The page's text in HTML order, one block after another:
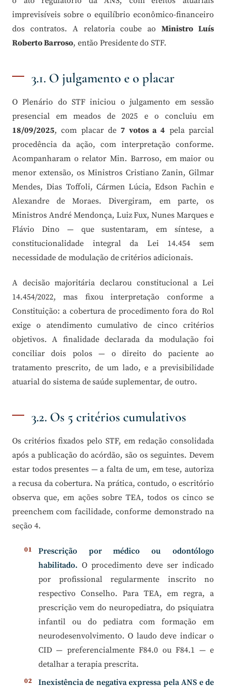
imprevisíveis sobre o equilíbrio econômico-financeiro
dos contratos. A relatoria coube aoMinistro Luís
Roberto Barroso, então Presidente do STF.
3.1. O julgamento e o placar
O Plenário do STF iniciou o julgamento em sessão
presencial em meados de 2025 e o concluiu em
18/09/2025, com placar de7 votos a 4 pela parcial
procedência da ação, com interpretação conforme.
Acompanharam o relator Min. Barroso, em maior ou
menor extensão, os Ministros Cristiano Zanin, Gilmar
Mendes, Dias Toffoli, Cármen Lúcia, Edson Fachin e
Alexandre de Moraes. Divergiram, em parte, os
Ministros André Mendonça, Luiz Fux, Nunes Marques e
Flávio Dino — que sustentaram, em síntese, a
constitucionalidade integral da Lei 14.454 sem
necessidade de modulação de critérios adicionais.
A decisão majoritária declarou constitucional a Lei
14.454/2022, mas fixou interpretação conforme a
Constituição: a cobertura de procedimento fora do Rol
exige o atendimento cumulativo de cinco critérios
objetivos. A finalidade declarada da modulação foi
conciliar dois polos — o direito do paciente ao
tratamento prescrito, de um lado, e a previsibilidade
atuarial do sistema de saúde suplementar, de outro.
3.2. Os 5 critérios cumulativos
Os critérios fixados pelo STF, em redação consolidada
após a publicação do acórdão, são os seguintes. Devem
estar todos presentes — a falta de um, em tese, autoriza
a recusa da cobertura. Na prática, contudo, o escritório
observa que, em ações sobre TEA, todos os cinco se
preenchem com facilidade, conforme demonstrado na
seção 4.
Prescrição por médico ou odontólogo
habilitado. O procedimento deve ser indicado
por profissional regularmente inscrito no
respectivo Conselho. Para TEA, em regra, a
prescrição vem do neuropediatra, do psiquiatra
infantil ou do pediatra com formação em
neurodesenvolvimento. O laudo deve indicar o
CID — preferencialmente F84.0 ou F84.1 — e
detalhar a terapia prescrita.
Inexistência de negativa expressa pela ANS e de